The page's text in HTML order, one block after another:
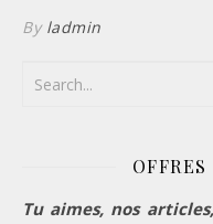
By ladmin
Tu aimes, nos